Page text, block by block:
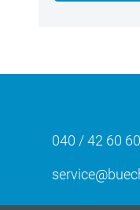
040 / 42 60 60